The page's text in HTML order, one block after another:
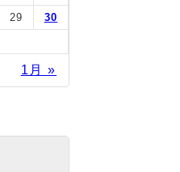
29
30
1月 »